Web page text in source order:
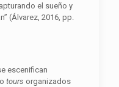
el sueño y
(Álvarez, 2016, pp.
escenifican
tours organizados